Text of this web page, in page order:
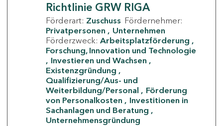
Richtlinie GRW RIGA
Förderart: Zuschuss Fördernehmer:
Privatpersonen
Unternehmen
Förderzweck: Arbeitsplatzförderung
Forschung, Innovation und Technologie
Investieren und Wachsen
Existenzgründung
Qualifizierung/Aus- und
Weiterbildung/Personal
Förderung
von Personalkosten
Investitionen in
Sachanlagen und Beratung
Unternehmensgründung